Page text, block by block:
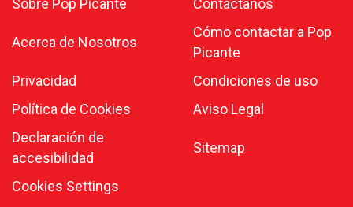
Acerca de Nosotros
Cómo contactar a Pop
Picante
Privacidad
Condiciones de uso
Política de Cookies
Aviso Legal
Declaración de
accesibilidad
Sitemap
Cookies Settings